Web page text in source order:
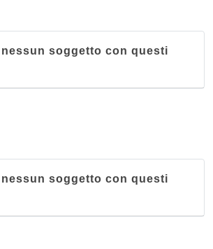
17, Lecco
soggetto con questi
soggetto con questi